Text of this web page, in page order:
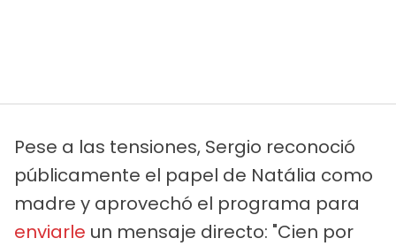
Pese a las tensiones, Sergio reconoció
públicamente el papel de Natália como
madre y aprovechó el programa para
enviarle un mensaje directo: "Cien por